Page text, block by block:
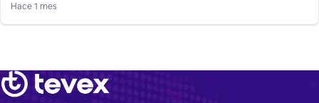
Hace 1 mes